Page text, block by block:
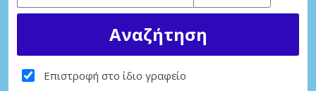
Επιστροφή στο ίδιο γραφείο